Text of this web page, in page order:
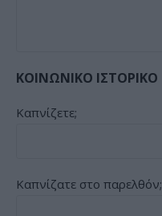
ΚΟΙΝΩΝΙΚΟ ΙΣΤΟΡΙΚΟ
Καπνίζετε;
Καπνίζατε στο παρελθόν;